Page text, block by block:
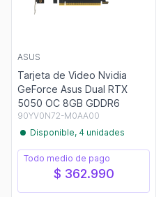
ASUS
Tarjeta de Video Nvidia
GeForce Asus Dual RTX
5050 OC 8GB GDDR6
90YV0N72-M0AA00
Disponible, 4 unidades
Todo medio de pago
$ 362.990